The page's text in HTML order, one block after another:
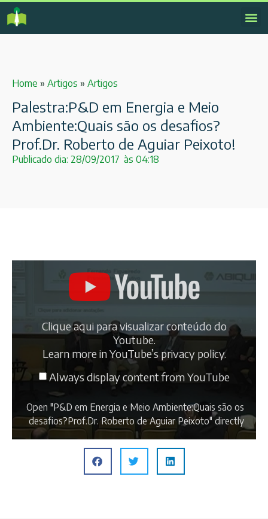
Home » Artigos » Artigos
Palestra:P&D em Energia e Meio
Ambiente:Quais são os desafios?
Prof.Dr. Roberto de Aguiar Peixoto!
Publicado dia: 28/09/2017 às 04:18
Clique aqui para visualizar conteúdo do
Youtube.
Learn more inYouTube’s privacy policy.
Always display content from YouTube
Open "P&D em Energia e Meio Ambiente:Quais são os
desafios?Prof.Dr. Roberto de Aguiar Peixoto" directly